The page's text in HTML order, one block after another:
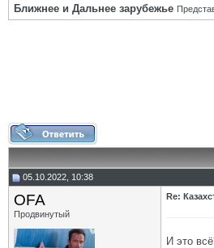
Ближнее и Дальнее зарубежье
05.10.2022, 10:38
OFA
Продвинутый
Re:
И это